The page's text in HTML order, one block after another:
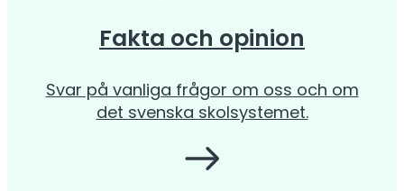
Fakta och opinion
Svar på vanliga frågor om oss och om
det svenska skolsystemet.